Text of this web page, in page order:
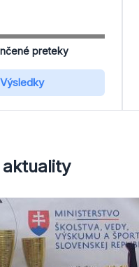
preteky
Výsledky
aktuality